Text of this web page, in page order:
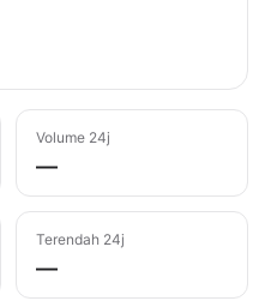
Volume 24j
—
Terendah 24j
—